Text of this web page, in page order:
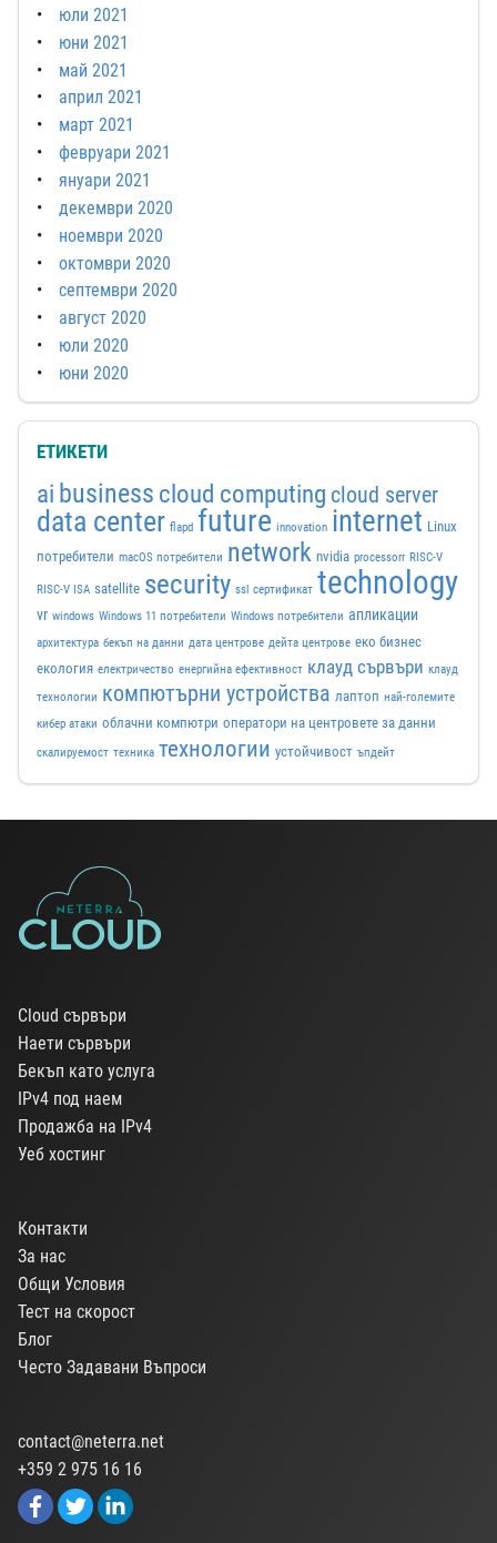
юли 2021
юни 2021
май 2021
април 2021
март 2021
февруари 2021
януари 2021
декември 2020
ноември 2020
октомври 2020
септември 2020
август 2020
юли 2020
юни 2020
ЕТИКЕТИ
ai business cloud computing cloud server
data center flapd future innovation internet Linux
потребители macOS потребители network nvidia processorr RISC-V
RISC-V ISA satellite security ssl сертификат technology
vr windows Windows 11 потребители Windows потребители апликации
архитектура бекъп на данни дата центрове дейта центрове еко бизнес
екология електричество енергийна ефективност клауд сървъри клауд
технологии компютърни устройства лаптоп най-големите
кибер атаки облачни компютри оператори на центровете за данни
скалируемост техника технологии устойчивост ъпдейт
Cloud сървъри
Наети сървъри
Бекъп като услуга
IPv4 под наем
Продажба на IPv4
Уеб хостинг
Контакти
За нас
Общи Условия
Тест на скорост
Блог
Често Задавани Въпроси
contact@neterra.net
+359 2 975 16 16